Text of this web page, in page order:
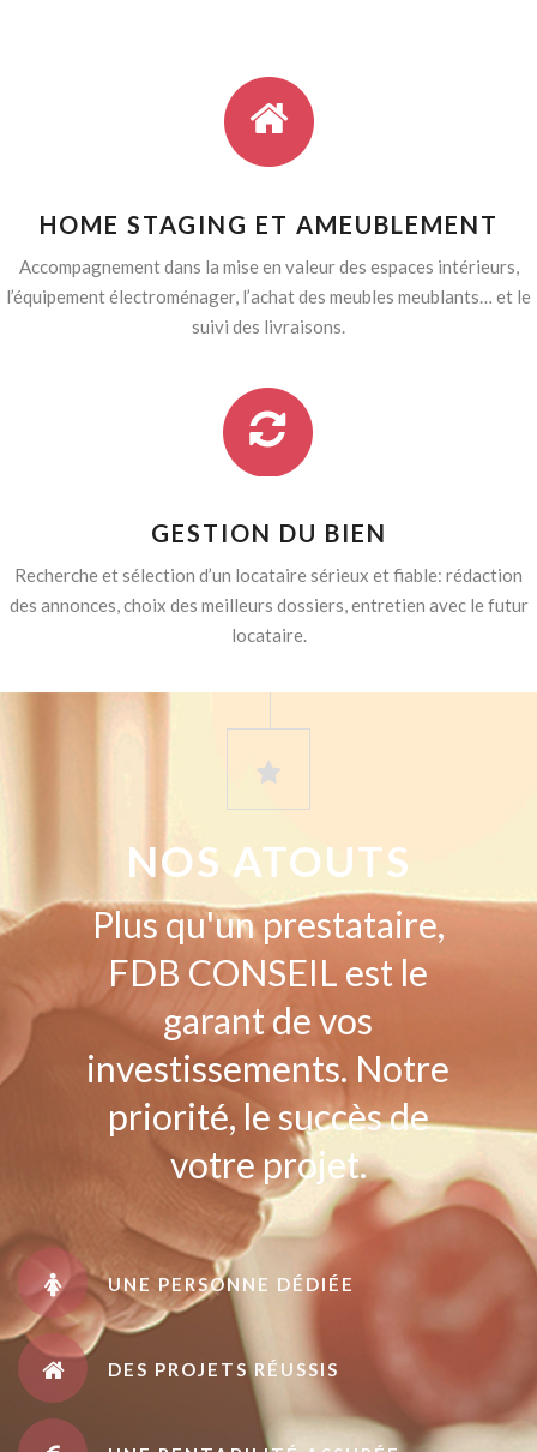
HOME STAGING ET AMEUBLEMENT
Accompagnement dans la mise en valeur des espaces intérieurs,
l’équipement électroménager, l’achat des meubles meublants… et le
suivi des livraisons.
GESTION DU BIEN
Recherche et sélection d’un locataire sérieux et fiable: rédaction
des annonces, choix des meilleurs dossiers, entretien avec le futur
locataire.
NOS ATOUTS
Plus qu'un prestataire,
FDB CONSEIL est le
garant de vos
investissements. Notre
priorité, le succès de
votre projet.
UNE PERSONNE DÉDIÉE
DES PROJETS RÉUSSIS